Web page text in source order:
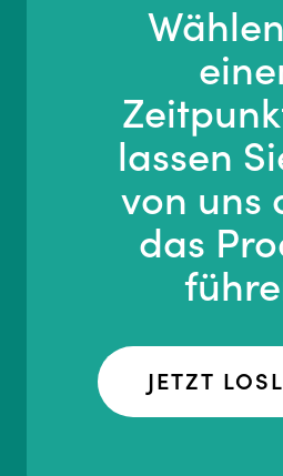
lassen
von uns
das
JETZT